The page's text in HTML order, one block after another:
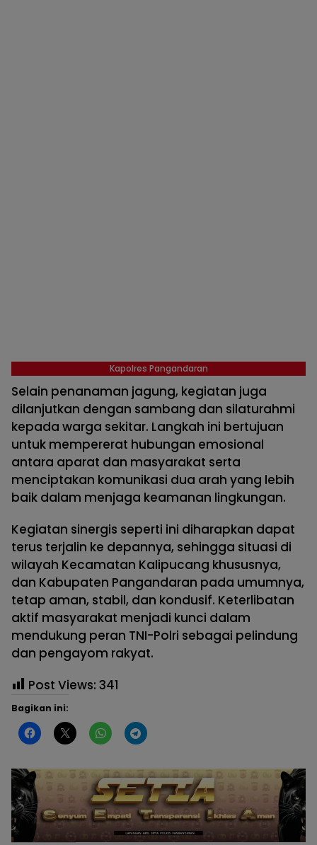
Kapolres Pangandaran
Selain penanaman jagung, kegiatan juga
dilanjutkan dengan sambang dan silaturahmi
kepada warga sekitar. Langkah ini bertujuan
untuk mempererat hubungan emosional
antara aparat dan masyarakat serta
menciptakan komunikasi dua arah yang lebih
baik dalam menjaga keamanan lingkungan.
Kegiatan sinergis seperti ini diharapkan dapat
terus terjalin ke depannya, sehingga situasi di
wilayah Kecamatan Kalipucang khususnya,
dan Kabupaten Pangandaran pada umumnya,
tetap aman, stabil, dan kondusif. Keterlibatan
aktif masyarakat menjadi kunci dalam
mendukung peran TNI-Polri sebagai pelindung
dan pengayom rakyat.
Post Views: 341
Bagikan ini: